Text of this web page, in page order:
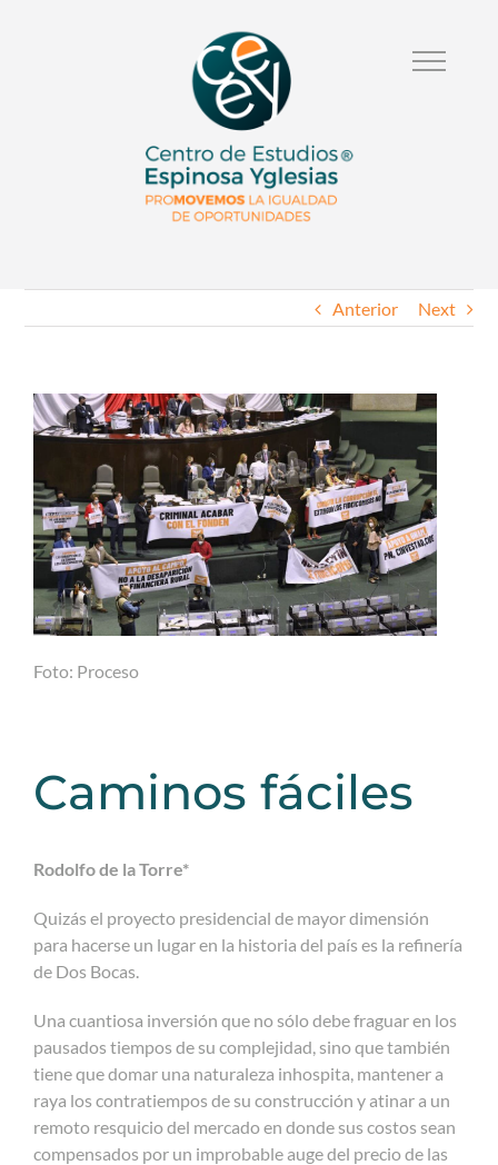
Anterior Next
Foto: Proceso
Caminos fáciles
Rodolfo de la Torre*
Quizás el proyecto presidencial de mayor dimensión
para hacerse un lugar en la historia del país es la refinería
de Dos Bocas.
Una cuantiosa inversión que no sólo debe fraguar en los
pausados tiempos de su complejidad, sino que también
tiene que domar una naturaleza inhospita, mantener a
raya los contratiempos de su construcción y atinar a un
remoto resquicio del mercado en donde sus costos sean
compensados por un improbable auge del precio de las